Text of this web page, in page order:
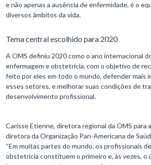
e não apenas a ausência de enfermidade, é o
diversos âmbitos da vida.
Tema central escolhido para 2020
A OMS definiu 2020 como o ano internacional
enfermagem e obstetrícia, com o objetivo de
feito por eles em todo o mundo, defender mais
esses setores, e melhorar suas condições de
desenvolvimento profissional.
Carisse Etienne, diretora regional da OMS para
diretora da Organização Pan-Americana de
“Em muitas partes do mundo, os profissionais
obstetrícia constituem o primeiro e, às vezes, o